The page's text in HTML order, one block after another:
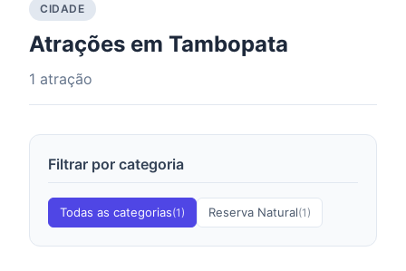
CIDADE
Atrações em Tambopata
1 atração
Filtrar por categoria
Todas as categorias(1) Reserva Natural(1)